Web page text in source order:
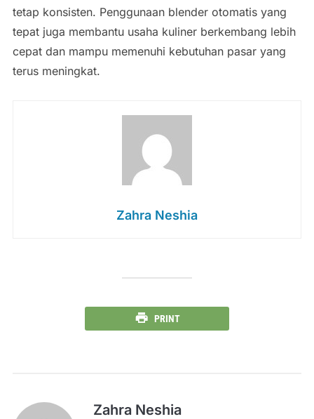
tetap konsisten. Penggunaan blender otomatis yang
tepat juga membantu usaha kuliner berkembang lebih
cepat dan mampu memenuhi kebutuhan pasar yang
terus meningkat.
Zahra Neshia
PRINT
Zahra Neshia